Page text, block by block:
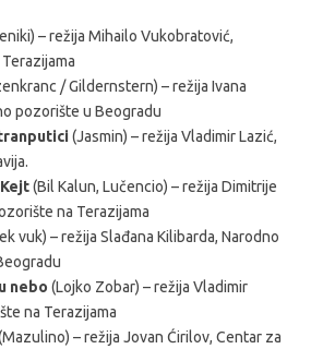
– režija Mihailo Vukobratović,
/ Gildernstern) – režija Ivana
pozorište u Beogradu
(Jasmin) – režija Vladimir Lazić,
(Bil Kalun, Lučencio) – režija Dimitrije
na Terazijama
vuk) – režija Slađana Kilibarda, Narodno
nebo (Lojko Zobar) – režija Vladimir
na Terazijama
– režija Jovan Ćirilov, Centar za